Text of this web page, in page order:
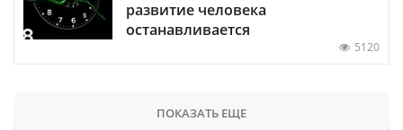
развитие человека
останавливается
5120
ПОКАЗАТЬ ЕЩЕ